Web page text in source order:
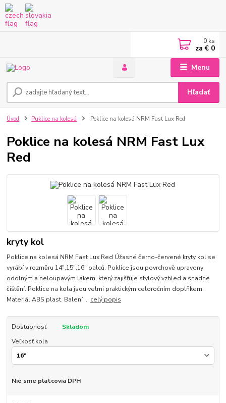
Menu
Hľadať
0 ks
za € 0
Úvod Puklice na kolesá Poklice na kolesá NRM Fast Lux Red
Poklice na kolesá NRM Fast Lux
Red
kryty kol
Poklice na kolesá NRM Fast Lux Red Úžasné černo-červené kryty kol se
vyrábí v rozměru 14",15",16" palců. Poklice jsou povrchově upraveny
odolným a neloupavým lakem, který zajišťuje stylový vzhled a snadné
čištění. Poklice na kola jsou velmi praktickým celoročním doplňkem.
Materiál ABS plast. Balení ... celý popis
Dostupnosť
Skladom
Veľkosť kola
Nie sme platcovia DPH